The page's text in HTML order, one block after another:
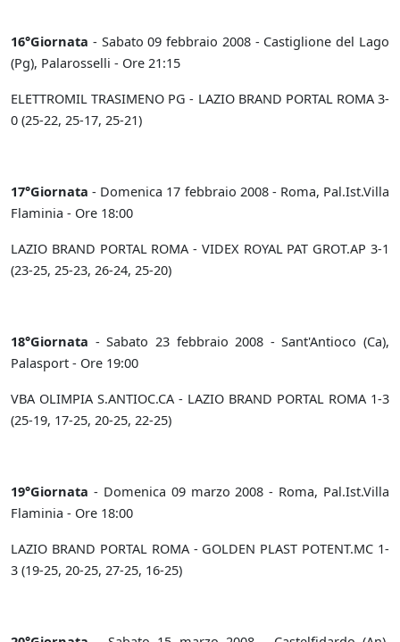
16°Giornata - Sabato 09 febbraio 2008 - Castiglione del Lago
(Pg), Palarosselli - Ore 21:15
ELETTROMIL TRASIMENO PG - LAZIO BRAND PORTAL ROMA 3-
0 (25-22, 25-17, 25-21)
17°Giornata - Domenica 17 febbraio 2008 - Roma, Pal.Ist.Villa
Flaminia - Ore 18:00
LAZIO BRAND PORTAL ROMA - VIDEX ROYAL PAT GROT.AP 3-1
(23-25, 25-23, 26-24, 25-20)
18°Giornata - Sabato 23 febbraio 2008 - Sant'Antioco (Ca),
Palasport - Ore 19:00
VBA OLIMPIA S.ANTIOC.CA - LAZIO BRAND PORTAL ROMA 1-3
(25-19, 17-25, 20-25, 22-25)
19°Giornata - Domenica 09 marzo 2008 - Roma, Pal.Ist.Villa
Flaminia - Ore 18:00
LAZIO BRAND PORTAL ROMA - GOLDEN PLAST POTENT.MC 1-
3 (19-25, 20-25, 27-25, 16-25)